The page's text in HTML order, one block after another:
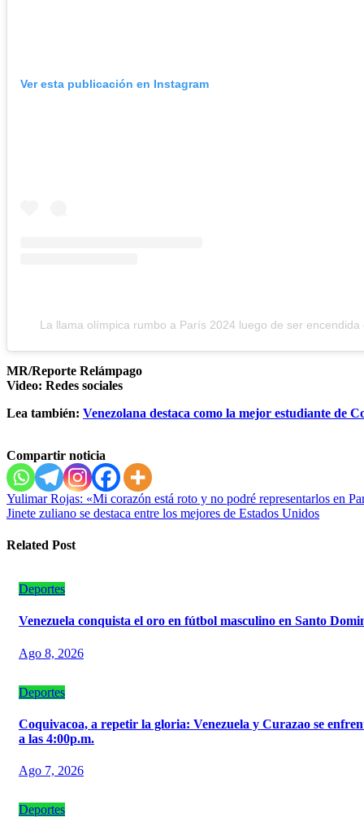
Ver esta publicación en Instagram
La llama olímpica rumbo a París 2024 luego de ser encendida
MR/Reporte Relámpago
Video: Redes sociales
Lea también: Venezolana destaca como la mejor estudiante de
Compartir noticia
Navegación
de
entradas
Yulimar Rojas: «Mi corazón está roto y no podré representarlos en
Jinete zuliano se destaca entre los mejores de Estados Unidos
Related Post
Deportes
Venezuela conquista el oro en fútbol masculino en Santo
Ago 8, 2026
Deportes
‎Coquivacoa, a repetir la gloria: Venezuela y Curazao se
a las 4:00p.m.
Ago 7, 2026
Deportes